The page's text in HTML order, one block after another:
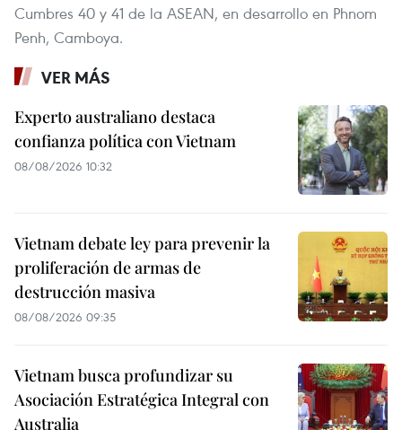
Cumbres 40 y 41 de la ASEAN, en desarrollo en Phnom
Penh, Camboya.
VER MÁS
Experto australiano destaca
confianza política con Vietnam
08/08/2026 10:32
Vietnam debate ley para prevenir la
proliferación de armas de
destrucción masiva
08/08/2026 09:35
Vietnam busca profundizar su
Asociación Estratégica Integral con
Australia